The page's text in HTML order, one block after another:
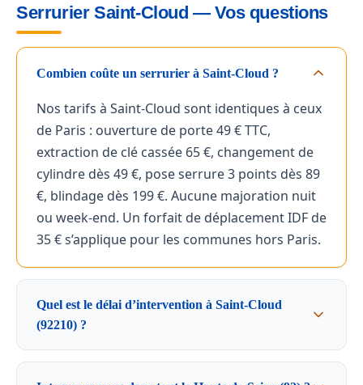
Serrurier Saint-Cloud — Vos questions
Combien coûte un serrurier à Saint-Cloud ?
Nos tarifs à Saint-Cloud sont identiques à ceux
de Paris : ouverture de porte 49 € TTC,
extraction de clé cassée 65 €, changement de
cylindre dès 49 €, pose serrure 3 points dès 89
€, blindage dès 199 €. Aucune majoration nuit
ou week-end. Un forfait de déplacement IDF de
35 € s’applique pour les communes hors Paris.
Quel est le délai d’intervention à Saint-Cloud
(92210) ?